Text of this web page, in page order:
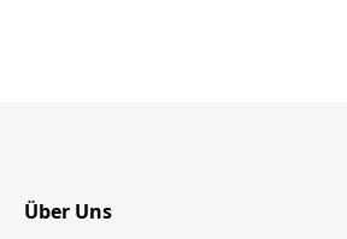
Über Uns